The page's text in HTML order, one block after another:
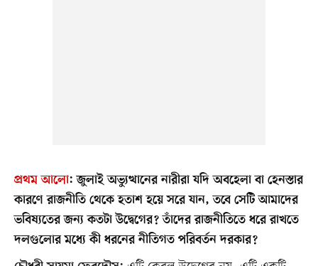
প্রথম আলো:জুলাই অভ্যুত্থানের নারীরা যদি অবহেলা বা হেনস্তার
কারণে রাজনীতি থেকে হতাশ হয়ে সরে যান, তবে সেটি আমাদের
ভবিষ্যতের জন্য কতটা উদ্বেগের? তাঁদের রাজনীতিতে ধরে রাখতে
দলগুলোর মধ্যে কী ধরনের নীতিগত পরিবর্তন দরকার?